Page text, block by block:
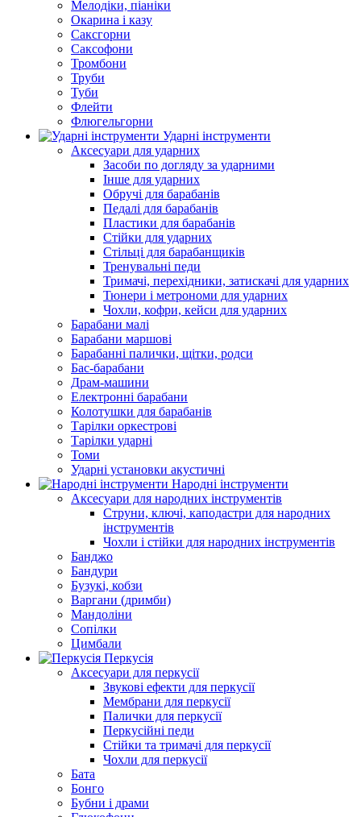
Мелодіки, піаніки
Окарина і казу
Саксгорни
Саксофони
Тромбони
Труби
Туби
Флейти
Флюгельгорни
Ударні інструменти
Аксесуари для ударних
Засоби по догляду за ударними
Інше для ударних
Обручі для барабанів
Педалі для барабанів
Пластики для барабанів
Стійки для ударних
Стільці для барабанщиків
Тренувальні педи
Тримачі, перехідники, затискачі для ударних
Тюнери і метрономи для ударних
Чохли, кофри, кейси для ударних
Барабани малі
Барабани маршові
Барабанні палички, щітки, родси
Бас-барабани
Драм-машини
Електронні барабани
Колотушки для барабанів
Тарілки оркестрові
Тарілки ударні
Томи
Ударні установки акустичні
Народні інструменти
Аксесуари для народних інструментів
Струни, ключі, каподастри для народних
інструментів
Чохли і стійки для народних інструментів
Банджо
Бандури
Бузукі, кобзи
Варгани (дримби)
Мандоліни
Сопілки
Цимбали
Перкусія
Аксесуари для перкусії
Звукові ефекти для перкусії
Мембрани для перкусії
Палички для перкусії
Перкусійні педи
Стійки та тримачі для перкусії
Чохли для перкусії
Бата
Бонго
Бубни і драми